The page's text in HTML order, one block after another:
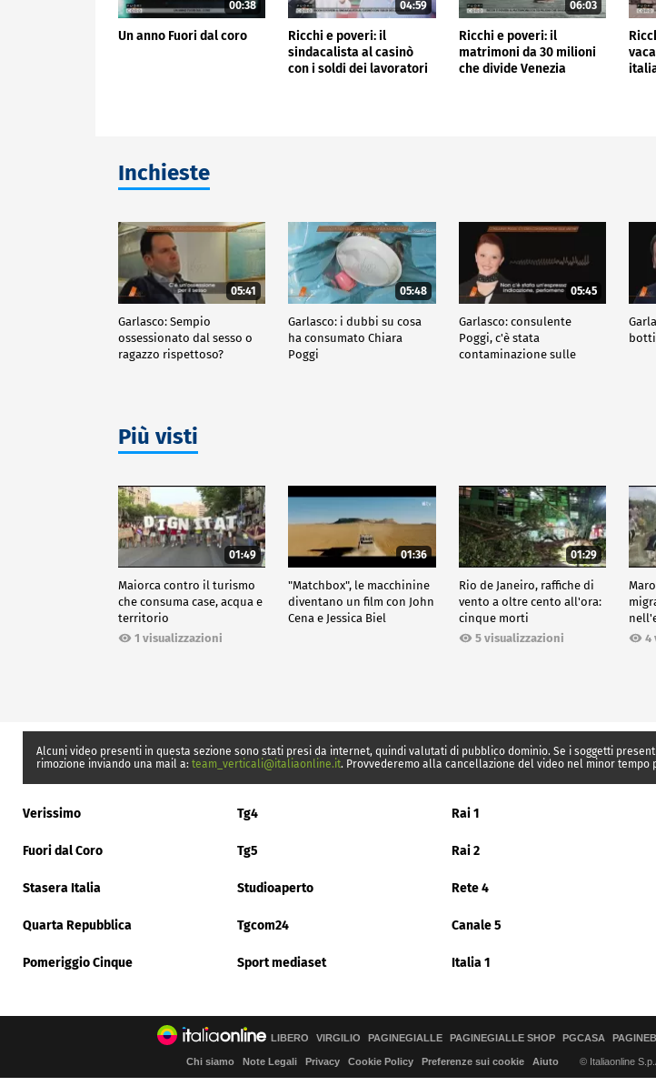
00:38
Un anno Fuori dal coro
04:59
Ricchi e poveri: il
sindacalista al casinò
con i soldi dei lavoratori
06:03
Ricchi e poveri: il
matrimoni da 30 milioni
che divide Venezia
Inchieste
05:41
Garlasco: Sempio
ossessionato dal sesso o
ragazzo rispettoso?
05:48
Garlasco: i dubbi su cosa
ha consumato Chiara
Poggi
05:45
Garlasco: consulente
Poggi, c'è stata
contaminazione sulle
Più visti
01:49
Maiorca contro il turismo
che consuma case, acqua e
territorio
1 visualizzazioni
01:36
"Matchbox", le macchinine
diventano un film con John
Cena e Jessica Biel
01:29
Rio de Janeiro, raffiche di
vento a oltre cento all'ora:
cinque morti
5 visualizzazioni
4
Alcuni video presenti in questa sezione sono stati presi da internet, quindi valutati di pubblico dominio. Se i soggetti
rimozione inviando una mail a: team_verticali@italiaonline.it. Provvederemo alla cancellazione del video nel minor tempo
Verissimo Tg4 Rai 1
Fuori dal Coro Tg5 Rai 2
Stasera Italia Studioaperto Rete 4
Quarta Repubblica Tgcom24 Canale 5
Pomeriggio Cinque Sport mediaset Italia 1
LIBERO VIRGILIO PAGINEGIALLE PAGINEGIALLE SHOP PGCASA
Chi siamo Note Legali Privacy Cookie Policy Preferenze sui cookie Aiuto © Italiaonline